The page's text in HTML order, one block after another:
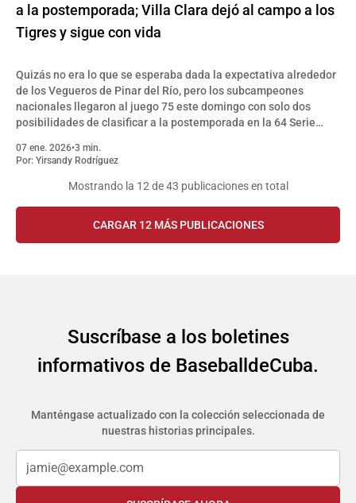
a la postemporada; Villa Clara dejó al campo a los
Tigres y sigue con vida
Quizás no era lo que se esperaba dada la expectativa alrededor
de los Vegueros de Pinar del Río, pero los subcampeones
nacionales llegaron al juego 75 este domingo con solo dos
posibilidades de clasificar a la postemporada en la 64 Serie
07 ene. 2026•3 min.
Por: Yirsandy Rodríguez
Mostrando la 12 de 43 publicaciones en total
CARGAR 12 MÁS PUBLICACIONES
Suscríbase a los boletines
informativos de BaseballdeCuba.
Manténgase actualizado con la colección seleccionada de
nuestras historias principales.